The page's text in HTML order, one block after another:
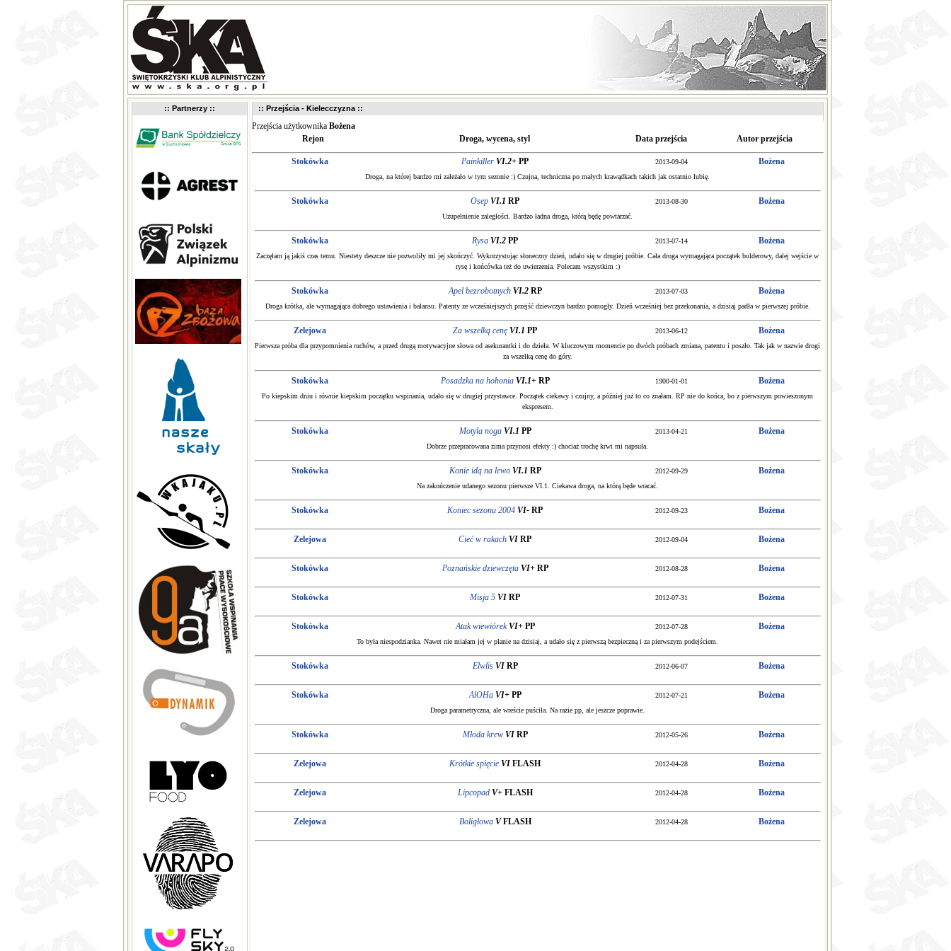
:: Partnerzy :: :: Przejścia - Kielecczyzna ::
Przejścia użytkownika Bożena
Rejon
Droga, wycena, styl Data przejścia Autor przejścia
Stokówka Painkiller VI.2+ PP 2013-09-04 Bożena
Droga, na której bardzo mi zależało w tym sezonie :) Czujna, techniczna po małych krawądkach takich jak ostatnio lubię.
Stokówka Osep VI.1 RP 2013-08-30 Bożena
Uzupełnienie zaległości. Bardzo ładna droga, którą będę powtarzać.
Stokówka Rysa VI.2 PP 2013-07-14 Bożena
Zaczęłam ją jakiś czas temu. Niestety deszcze nie pozwoliły mi jej skończyć. Wykorzystując słoneczny dzień, udało się w drugiej próbie. Cała droga wymagająca początek bulderowy, dalej wejście w
rysę i końcówka też do uwierzenia. Polecam wszystkim :)
Stokówka Apel bezrobotnych VI.2 RP 2013-07-03 Bożena
Droga krótka, ale wymagająca dobrego ustawienia i balansu. Patenty ze wcześniejszych przejść dziewczyn bardzo pomogły. Dzień wcześniej bez przekonania, a dzisiaj padła w pierwszej próbie.
Zelejowa Za wszelką cenę VI.1 PP 2013-06-12 Bożena
Pierwsza próba dla przypomnienia ruchów, a przed drugą motywacyjne słowa od asekurantki i do dzieła. W kluczowym momencie po dwóch próbach zmiana, patentu i poszło. Tak jak w nazwie drogi
za wszelką cenę do góry.
Stokówka Posadzka na hohonia VI.1+ RP 1900-01-01 Bożena
Po kiepskim dniu i równie kiepskim początku wspinania, udało się w drugiej przystawce. Początek ciekawy i czujny, a później już to co znałam. RP nie do końca, bo z pierwszym powieszonym
ekspresem.
Stokówka Motyla noga VI.1 PP 2013-04-21 Bożena
Dobrze przepracowana zima przynosi efekty :) chociaż trochę krwi mi napsuła.
Stokówka Konie idą na lewo VI.1 RP 2012-09-29 Bożena
Na zakończenie udanego sezonu pierwsze VI.1. Ciekawa droga, na którą będe wracać.
Stokówka Koniec sezonu 2004 VI- RP 2012-09-23 Bożena
Zelejowa Cieć w rakach VI RP 2012-09-04 Bożena
Stokówka Poznańskie dziewczęta VI+ RP 2012-08-28 Bożena
Stokówka Misja 5 VI RP 2012-07-31 Bożena
Stokówka Atak wiewiórek VI+ PP 2012-07-28 Bożena
To była niespodzianka. Nawet nie miałam jej w planie na dzisiaj, a udało się z pierwszą bezpieczną i za pierwszym podejściem.
Stokówka Elwlis VI RP 2012-06-07 Bożena
Stokówka AlOHa VI+ PP 2012-07-21 Bożena
Droga parametryczna, ale wreście puściła. Na razie pp, ale jeszcze poprawie.
Stokówka Młoda krew VI RP 2012-05-26 Bożena
Zelejowa Krótkie spięcie VI FLASH 2012-04-28 Bożena
Zelejowa Lipcopad V+ FLASH 2012-04-28 Bożena
Zelejowa Boligłowa V FLASH 2012-04-28 Bożena